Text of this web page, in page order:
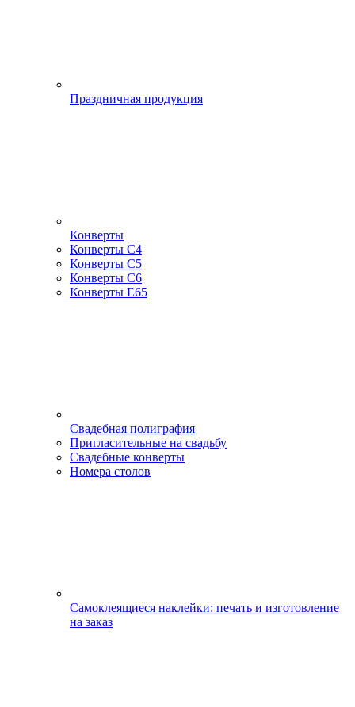
Праздничная продукция
Конверты
Конверты С4
Конверты С5
Конверты С6
Конверты Е65
Свадебная полиграфия
Пригласительные на свадьбу
Свадебные конверты
Номера столов
Самоклеящиеся наклейки: печать и изготовление
на заказ